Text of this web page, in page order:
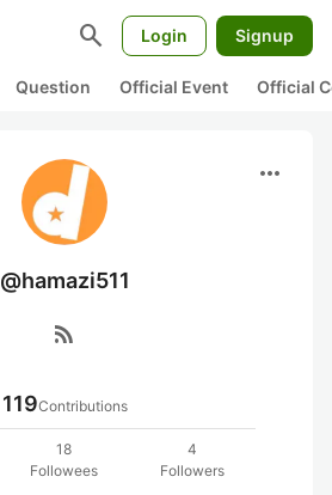
search Login Signup
Question Official Event Official
more_horiz
@hamazi511
rss_feed
119Contributions
18
Followees
4
Followers